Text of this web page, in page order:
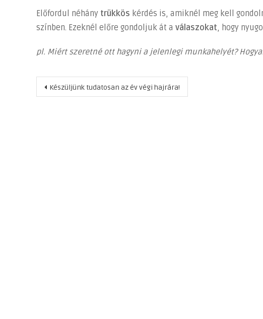
Előfordul néhány trükkös kérdés is, amiknél meg kell
színben. Ezeknél előre gondoljuk át a válaszokat, hogy
pl. Miért szeretné ott hagyni a jelenlegi munkahelyét?
Bejegyzés
Készüljünk tudatosan az év végi hajrára!